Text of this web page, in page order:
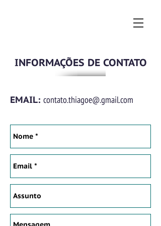
INFORMAÇÕES DE CONTATO
EMAIL: contato.thiagoe@.gmail.com